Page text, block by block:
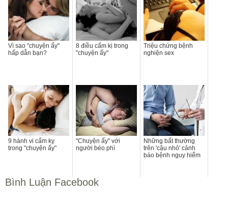
Vì sao "chuyện ấy"
hấp dẫn bạn?
8 điều cấm kị trong
"chuyện ấy"
Triệu chứng bệnh
nghiện sex
9 hành vi cấm kỵ
trong "chuyện ấy"
"Chuyện ấy" với
người béo phì
Những bất thường
trên 'cậu nhỏ' cảnh
báo bệnh nguy hiểm
Bình Luận Facebook